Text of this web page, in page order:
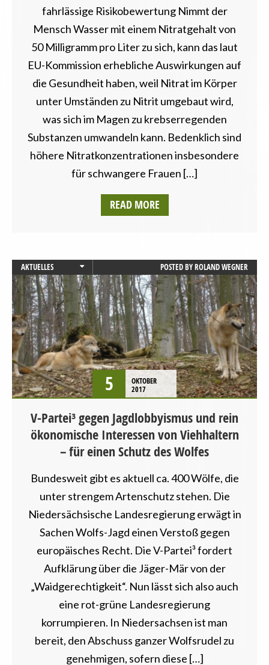
fahrlässige Risikobewertung Nimmt der
Mensch Wasser mit einem Nitratgehalt von
50 Milligramm pro Liter zu sich, kann das laut
EU-Kommission erhebliche Auswirkungen auf
die Gesundheit haben, weil Nitrat im Körper
unter Umständen zu Nitrit umgebaut wird,
was sich im Magen zu krebserregenden
Substanzen umwandeln kann. Bedenklich sind
höhere Nitratkonzentrationen insbesondere
für schwangere Frauen […]
READ MORE
AKTUELLES
LANDESVERBÄNDE
NIEDERSACHSEN
PRESSEMITTEILUNG
UMWELT UND KLIMA
POSTED BYROLAND WEGNER
5
OKTOBER
2017
V-Partei³ gegen Jagdlobbyismus und rein
ökonomische Interessen von Viehhaltern
– für einen Schutz des Wolfes
Bundesweit gibt es aktuell ca. 400 Wölfe, die
unter strengem Artenschutz stehen. Die
Niedersächsische Landesregierung erwägt in
Sachen Wolfs-Jagd einen Verstoß gegen
europäisches Recht. Die V-Partei³ fordert
Aufklärung über die Jäger-Mär von der
„Waidgerechtigkeit“. Nun lässt sich also auch
eine rot-grüne Landesregierung
korrumpieren. In Niedersachsen ist man
bereit, den Abschuss ganzer Wolfsrudel zu
genehmigen, sofern diese […]